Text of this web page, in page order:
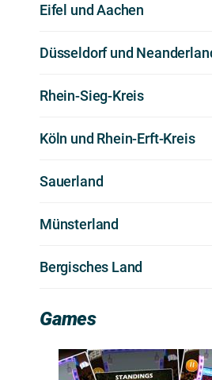
Eifel und Aachen
Düsseldorf und
Rhein-Sieg-Kreis
Köln und Rhein-Erft-Kreis
Sauerland
Münsterland
Bergisches Land
Games